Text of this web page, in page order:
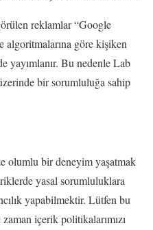
reklamlar “Google
algoritmalarına göre kişiken
yayımlanır. Bu nedenle Lab
bir sorumluluğa sahip
olumlu bir deneyim yaşatmak
yasal sorumluluklara
yapabilmektir. Lütfen bu
içerik politikalarımızı